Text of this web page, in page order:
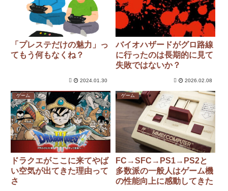
「プレステだけの魅力」っ
てもう何もなくね？
2024.01.30
バイオハザードがグロ路線
に行ったのは長期的に見て
失敗ではないか？
2026.02.08
ゲーム
ドラクエがここに来てやば
い空気が出てきた理由って
さ
ゲーム
FC→SFC→PS1→PS2と
多数派の一般人はゲーム機
の性能向上に感動してきた